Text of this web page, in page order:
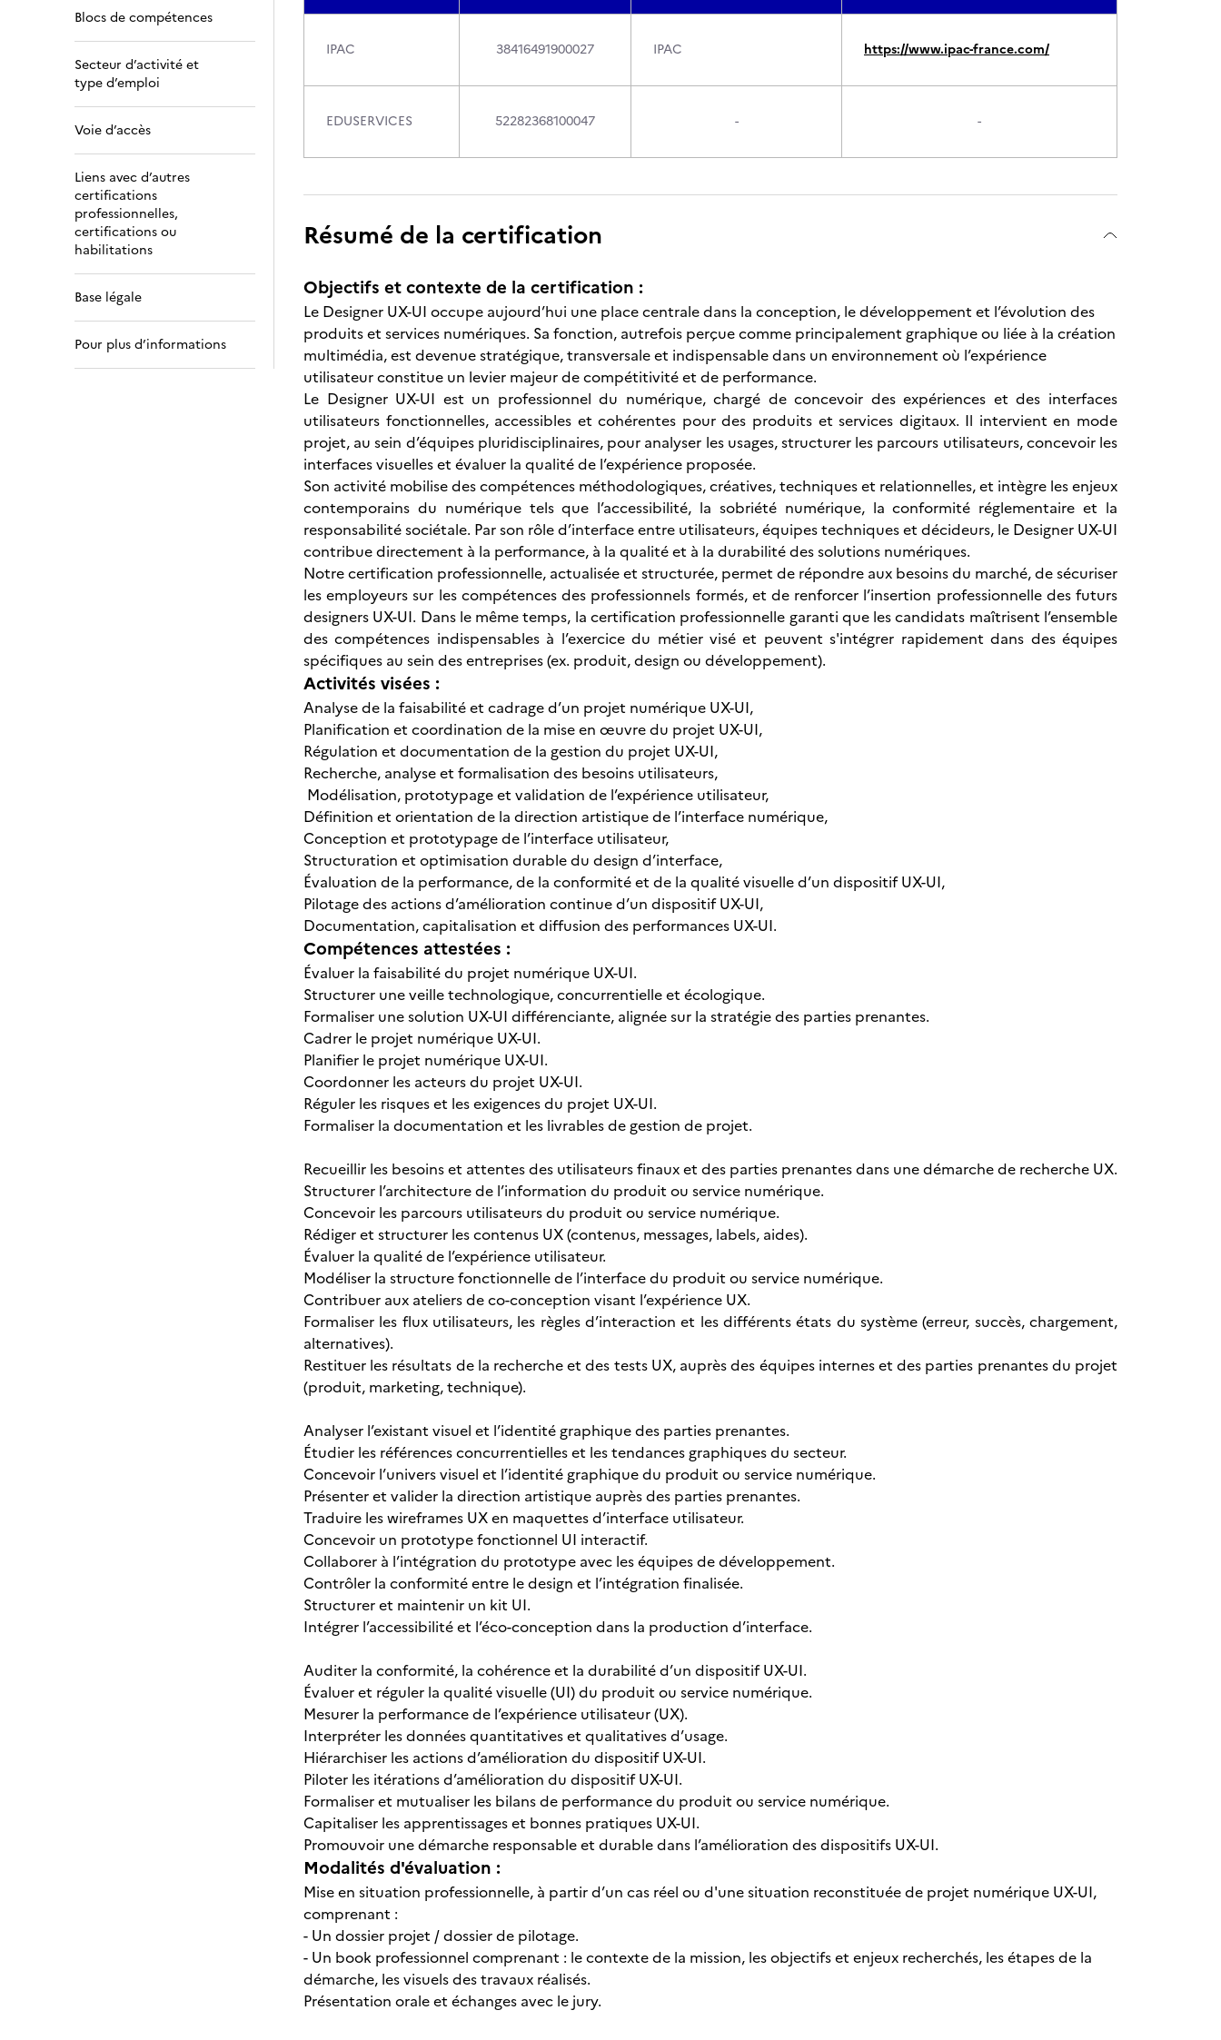
Blocs de compétences
Secteur d’activité et
type d’emploi
Voie d’accès
Liens avec d’autres
certifications
professionnelles,
certifications ou
habilitations
Base légale
Pour plus d’informations
IPAC 38416491900027 IPAC https://www.ipac-france.com/
EDUSERVICES 52282368100047 - -
Résumé de la certification
Objectifs et contexte de la certification :
Le Designer UX-UI occupe aujourd’hui une place centrale dans la conception, le développement et l’évolution des
produits et services numériques. Sa fonction, autrefois perçue comme principalement graphique ou liée à la création
multimédia, est devenue stratégique, transversale et indispensable dans un environnement où l’expérience
utilisateur constitue un levier majeur de compétitivité et de performance.
Le Designer UX-UI est un professionnel du numérique, chargé de concevoir des expériences et des interfaces
utilisateurs fonctionnelles, accessibles et cohérentes pour des produits et services digitaux. Il intervient en mode
projet, au sein d’équipes pluridisciplinaires, pour analyser les usages, structurer les parcours utilisateurs, concevoir les
interfaces visuelles et évaluer la qualité de l’expérience proposée.
Son activité mobilise des compétences méthodologiques, créatives, techniques et relationnelles, et intègre les enjeux
contemporains du numérique tels que l’accessibilité, la sobriété numérique, la conformité réglementaire et la
responsabilité sociétale. Par son rôle d’interface entre utilisateurs, équipes techniques et décideurs, le Designer UX-UI
contribue directement à la performance, à la qualité et à la durabilité des solutions numériques.
Notre certification professionnelle, actualisée et structurée, permet de répondre aux besoins du marché, de sécuriser
les employeurs sur les compétences des professionnels formés, et de renforcer l’insertion professionnelle des futurs
designers UX-UI. Dans le même temps, la certification professionnelle garanti que les candidats maîtrisent l’ensemble
des compétences indispensables à l’exercice du métier visé et peuvent s'intégrer rapidement dans des équipes
spécifiques au sein des entreprises (ex. produit, design ou développement).
Activités visées :
Analyse de la faisabilité et cadrage d’un projet numérique UX-UI,
Planification et coordination de la mise en œuvre du projet UX-UI,
Régulation et documentation de la gestion du projet UX-UI,
Recherche, analyse et formalisation des besoins utilisateurs,
Modélisation, prototypage et validation de l’expérience utilisateur,
Définition et orientation de la direction artistique de l’interface numérique,
Conception et prototypage de l’interface utilisateur,
Structuration et optimisation durable du design d’interface,
Évaluation de la performance, de la conformité et de la qualité visuelle d’un dispositif UX-UI,
Pilotage des actions d’amélioration continue d’un dispositif UX-UI,
Documentation, capitalisation et diffusion des performances UX-UI.
Compétences attestées :
Évaluer la faisabilité du projet numérique UX-UI.
Structurer une veille technologique, concurrentielle et écologique.
Formaliser une solution UX-UI différenciante, alignée sur la stratégie des parties prenantes.
Cadrer le projet numérique UX-UI.
Planifier le projet numérique UX-UI.
Coordonner les acteurs du projet UX-UI.
Réguler les risques et les exigences du projet UX-UI.
Formaliser la documentation et les livrables de gestion de projet.
Recueillir les besoins et attentes des utilisateurs finaux et des parties prenantes dans une démarche de recherche UX.
Structurer l’architecture de l’information du produit ou service numérique.
Concevoir les parcours utilisateurs du produit ou service numérique.
Rédiger et structurer les contenus UX (contenus, messages, labels, aides).
Évaluer la qualité de l’expérience utilisateur.
Modéliser la structure fonctionnelle de l’interface du produit ou service numérique.
Contribuer aux ateliers de co-conception visant l’expérience UX.
Formaliser les flux utilisateurs, les règles d’interaction et les différents états du système (erreur, succès, chargement,
alternatives).
Restituer les résultats de la recherche et des tests UX, auprès des équipes internes et des parties prenantes du projet
(produit, marketing, technique).
Analyser l’existant visuel et l’identité graphique des parties prenantes.
Étudier les références concurrentielles et les tendances graphiques du secteur.
Concevoir l’univers visuel et l’identité graphique du produit ou service numérique.
Présenter et valider la direction artistique auprès des parties prenantes.
Traduire les wireframes UX en maquettes d’interface utilisateur.
Concevoir un prototype fonctionnel UI interactif.
Collaborer à l’intégration du prototype avec les équipes de développement.
Contrôler la conformité entre le design et l’intégration finalisée.
Structurer et maintenir un kit UI.
Intégrer l’accessibilité et l’éco-conception dans la production d’interface.
Auditer la conformité, la cohérence et la durabilité d’un dispositif UX-UI.
Évaluer et réguler la qualité visuelle (UI) du produit ou service numérique.
Mesurer la performance de l’expérience utilisateur (UX).
Interpréter les données quantitatives et qualitatives d’usage.
Hiérarchiser les actions d’amélioration du dispositif UX-UI.
Piloter les itérations d’amélioration du dispositif UX-UI.
Formaliser et mutualiser les bilans de performance du produit ou service numérique.
Capitaliser les apprentissages et bonnes pratiques UX-UI.
Promouvoir une démarche responsable et durable dans l’amélioration des dispositifs UX-UI.
Modalités d'évaluation :
Mise en situation professionnelle, à partir d’un cas réel ou d'une situation reconstituée de projet numérique UX-UI,
comprenant :
- Un dossier projet / dossier de pilotage.
- Un book professionnel comprenant : le contexte de la mission, les objectifs et enjeux recherchés, les étapes de la
démarche, les visuels des travaux réalisés.
Présentation orale et échanges avec le jury.